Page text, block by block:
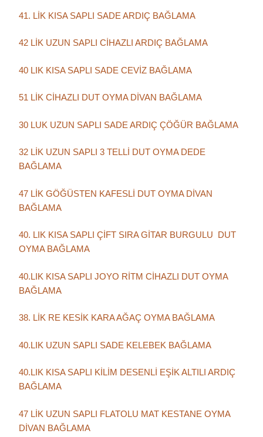
41. LİK KISA SAPLI SADE ARDIÇ BAĞLAMA
42 LİK UZUN SAPLI CİHAZLI ARDIÇ BAĞLAMA
40 LIK KISA SAPLI SADE CEVİZ BAĞLAMA
51 LİK CİHAZLI DUT OYMA DİVAN BAĞLAMA
30 LUK UZUN SAPLI SADE ARDIÇ ÇÖĞÜR BAĞLAMA
32 LİK UZUN SAPLI 3 TELLİ DUT OYMA DEDE
BAĞLAMA
47 LİK GÖĞÜSTEN KAFESLİ DUT OYMA DİVAN
BAĞLAMA
40. LIK KISA SAPLI ÇİFT SIRA GİTAR BURGULU DUT
OYMA BAĞLAMA
40.LIK KISA SAPLI JOYO RİTM CİHAZLI DUT OYMA
BAĞLAMA
38. LİK RE KESİK KARA AĞAÇ OYMA BAĞLAMA
40.LIK UZUN SAPLI SADE KELEBEK BAĞLAMA
40.LIK KISA SAPLI KİLİM DESENLİ EŞİK ALTILI ARDIÇ
BAĞLAMA
47 LİK UZUN SAPLI FLATOLU MAT KESTANE OYMA
DİVAN BAĞLAMA